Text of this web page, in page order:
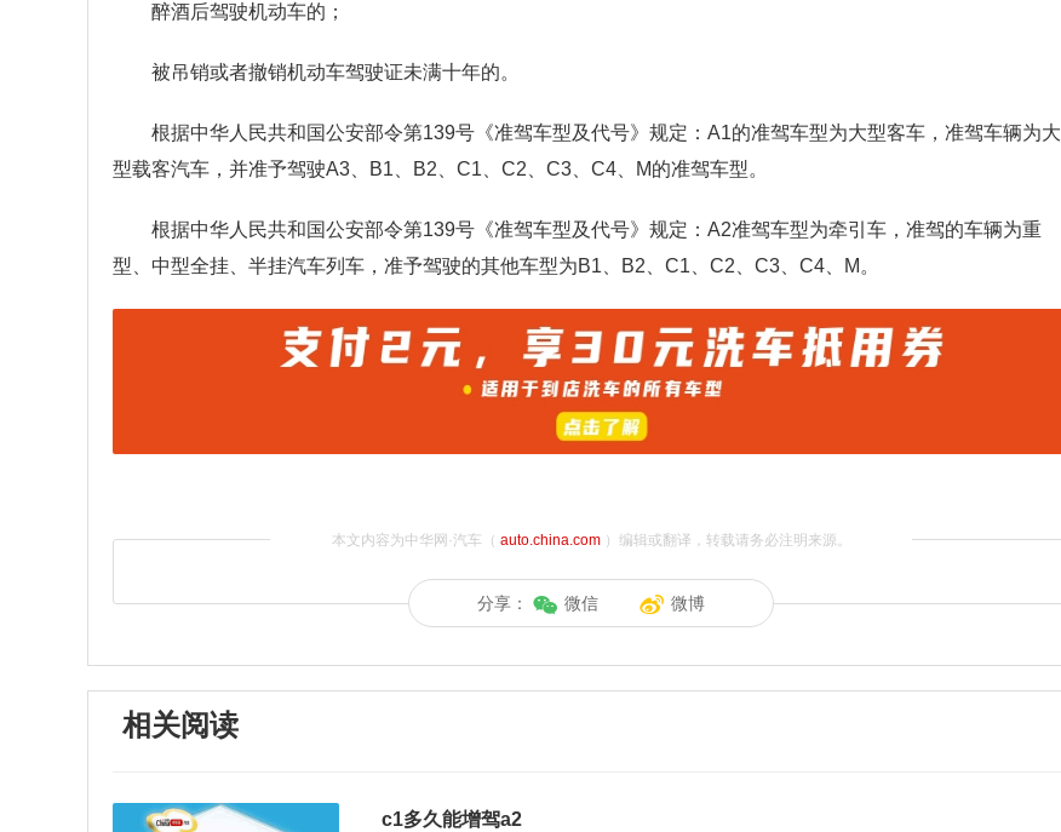
醉酒后驾驶机动车的；
被吊销或者撤销机动车驾驶证未满十年的。
根据中华人民共和国公安部令第139号《准驾车型及代号》规定：A1的准驾车型为大型客车，准驾车辆为大
型载客汽车，并准予驾驶A3、B1、B2、C1、C2、C3、C4、M的准驾车型。
根据中华人民共和国公安部令第139号《准驾车型及代号》规定：A2准驾车型为牵引车，准驾的车辆为重
型、中型全挂、半挂汽车列车，准予驾驶的其他车型为B1、B2、C1、C2、C3、C4、M。
本文内容为中华网·汽车（ auto.china.com）编辑或翻译，转载请务必注明来源。
分享： 微信 微博
相关阅读
c1多久能增驾a2